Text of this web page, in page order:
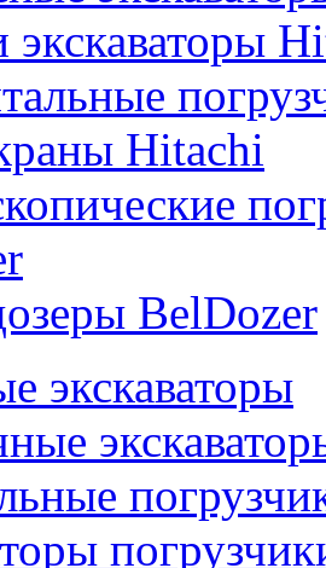
Hitachi
BelDozer
экскаваторы